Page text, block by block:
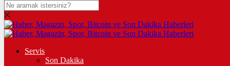
DOLAR
47,5993$% 0.06
Servis
Son Dakika